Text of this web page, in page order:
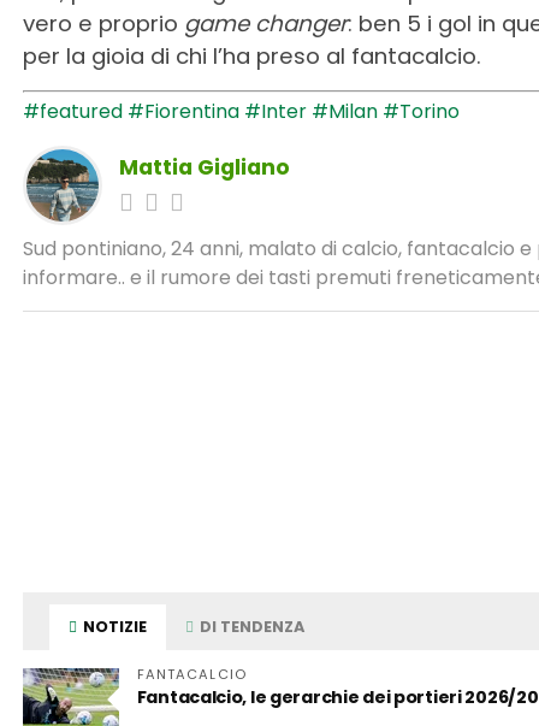
vero e proprio game changer: ben 5 i gol in
per la gioia di chi l’ha preso al fantacalcio.
#featured #Fiorentina #Inter #Milan #Torino
Mattia Gigliano
Sud pontiniano, 24 anni, malato di calcio, fantacalcio
informare.. e il rumore dei tasti premuti
NOTIZIE DI TENDENZA
FANTACALCIO
Fantacalcio, le gerarchie dei portieri 2026/